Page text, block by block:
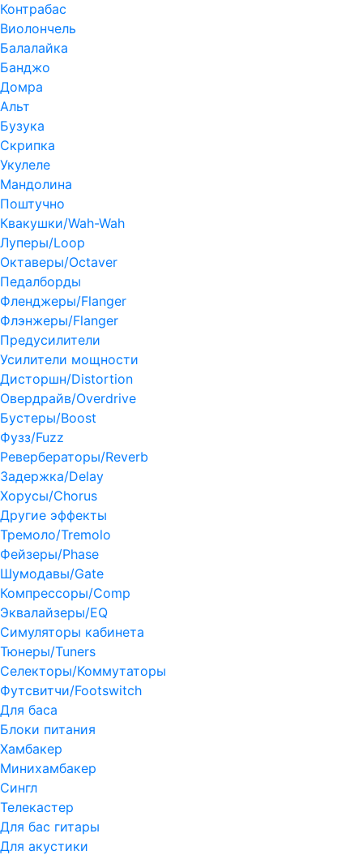
Контрабас
Виолончель
Балалайка
Банджо
Домра
Альт
Бузука
Скрипка
Укулеле
Мандолина
Поштучно
Квакушки/Wah-Wah
Луперы/Loop
Октаверы/Octaver
Педалборды
Фленджеры/Flanger
Флэнжеры/Flanger
Предусилители
Усилители мощности
Дисторшн/Distortion
Овердрайв/Overdrive
Бустеры/Boost
Фузз/Fuzz
Ревербераторы/Reverb
Задержка/Delay
Хорусы/Chorus
Другие эффекты
Тремоло/Tremolo
Фейзеры/Phase
Шумодавы/Gate
Компрессоры/Comp
Эквалайзеры/EQ
Симуляторы кабинета
Тюнеры/Tuners
Селекторы/Коммутаторы
Футсвитчи/Footswitch
Для баса
Блоки питания
Хамбакер
Минихамбакер
Сингл
Телекастер
Для бас гитары
Для акустики